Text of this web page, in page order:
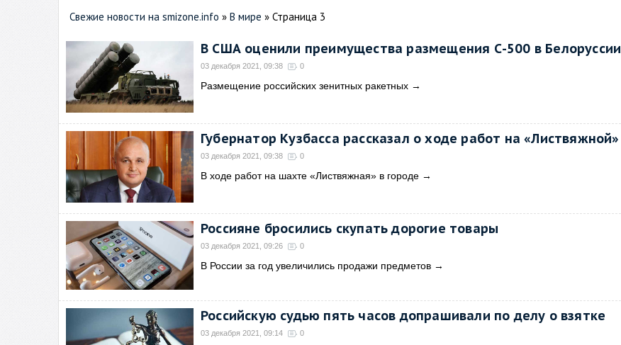
Свежие новости на smizone.info » В мире » Страница 3
В США оценили преимущества размещения С-500 в Белоруссии
03 декабря 2021, 09:38 0
Размещение российских зенитных ракетных →
Губернатор Кузбасса рассказал о ходе работ на «Листвяжной»
03 декабря 2021, 09:38 0
В ходе работ на шахте «Листвяжная» в городе →
Россияне бросились скупать дорогие товары
03 декабря 2021, 09:26 0
В России за год увеличились продажи предметов →
Российскую судью пять часов допрашивали по делу о взятке
03 декабря 2021, 09:14 0